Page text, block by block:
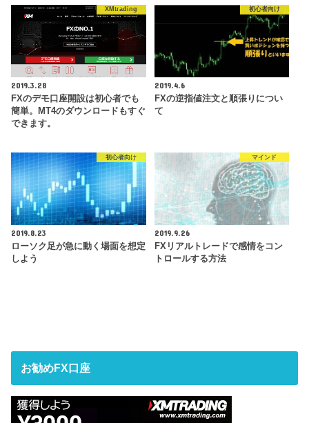
XMtrading
2019.3.28
FXのデモ口座開設は初心者でも
簡単。MT4のダウンロードもすぐ
できます。
初心者向け
2019.4.6
FXの逆指値注文と順張りについ
て
初心者向け
2019.8.23
ローソク足が急に動く場面を想定
しよう
マインド
2019.9.26
FXリアルトレードで感情をコン
トロールする方法
お勧めFX口座